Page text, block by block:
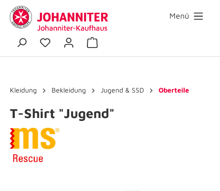
Menü
Kleidung Bekleidung Jugend & SSD Oberteile
T-Shirt "Jugend"